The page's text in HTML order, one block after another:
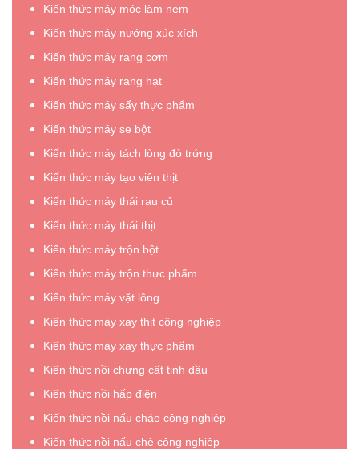
Kiến thức máy móc làm nem
Kiến thức máy nướng xúc xích
Kiến thức máy rang cơm
Kiến thức máy rang hạt
Kiến thức máy sấy thực phẩm
Kiến thức máy se bột
Kiến thức máy tách lòng đỏ trứng
Kiến thức máy tạo viên thịt
Kiến thức máy thái rau củ
Kiến thức máy thái thịt
Kiến thức máy trộn bột
Kiến thức máy trộn thực phẩm
Kiến thức máy vặt lông
Kiến thức máy xay thịt công nghiệp
Kiến thức máy xay thực phẩm
Kiến thức nồi chưng cất tinh dầu
Kiến thức nồi hấp điện
Kiến thức nồi nấu cháo công nghiệp
Kiến thức nồi nấu chè công nghiệp